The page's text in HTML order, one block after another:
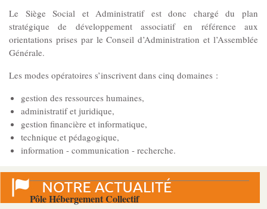
AEMO
AEMO H
Pôle Protection et Soutien Familial
VPT
AGBF
MJPM
Pôle Hébergement Collectif
Le Siège Social et Administratif est donc chargé du plan
stratégique de développement associatif en référence aux
orientations prises par le Conseil d’Administration et l’Assemblée
Générale.
Les modes opératoires s’inscrivent dans cinq domaines :
gestion des ressources humaines,
administratif et juridique,
gestion financière et informatique,
technique et pédagogique,
information - communication - recherche.